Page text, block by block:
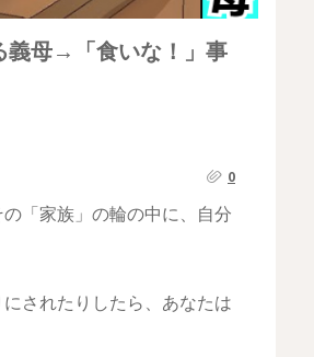
義母→「食いな！」事
0
「家族」の輪の中に、自分
されたりしたら、あなたは